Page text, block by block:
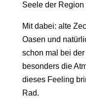
Seele der Region
Mit dabei: alte
Oasen und
schon mal bei der
besonders die
dieses Feeling
Rad.